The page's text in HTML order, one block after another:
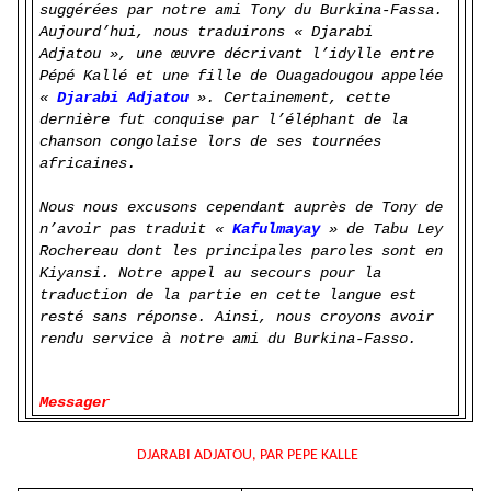
suggérées par notre ami Tony du Burkina-Fassa.
Aujourd’hui, nous traduirons « Djarabi
Adjatou », une œuvre décrivant l’idylle entre
Pépé Kallé et une fille de Ouagadougou appelée
« Djarabi Adjatou». Certainement, cette
dernière fut conquise par l’éléphant de la
chanson congolaise lors de ses tournées
africaines.
Nous nous excusons cependant auprès de Tony de
n’avoir pas traduit « Kafulmayay » de Tabu Ley
Rochereau dont les principales paroles sont en
Kiyansi. Notre appel au secours pour la
traduction de la partie en cette langue est
resté sans réponse. Ainsi, nous croyons avoir
rendu service à notre ami du Burkina-Fasso.
Messager
DJARABI ADJATOU, PAR PEPE KALLE